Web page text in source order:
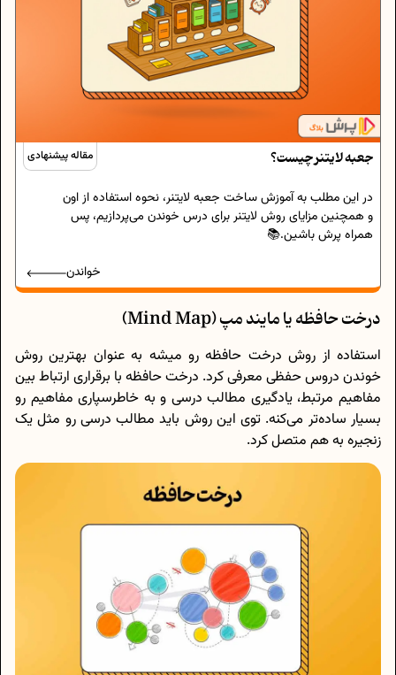
مقاله پیشنهادی جعبه لایتنر چیست؟
در این مطلب به آموزش ساخت جعبه لایتنر، نحوه استفاده از اون
و همچنین مزایای روش لایتنر برای درس خوندن می‌پردازیم، پس
همراه پرش باشین.📚
خواندن
درخت حافظه یا مایند مپ (Mind Map)
استفاده از روش درخت حافظه رو میشه به عنوان بهترین روش
خوندن دروس حفظی معرفی کرد. درخت حافظه با برقراری ارتباط بین
مفاهیم مرتبط، یادگیری مطالب درسی و به خاطرسپاری مفاهیم رو
بسیار ساده‌تر می‌کنه. توی این روش باید مطالب درسی رو مثل یک
زنجیره به هم متصل کرد.